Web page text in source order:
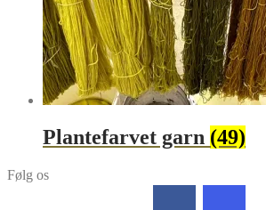
Plantefarvet garn (49)
Følg os